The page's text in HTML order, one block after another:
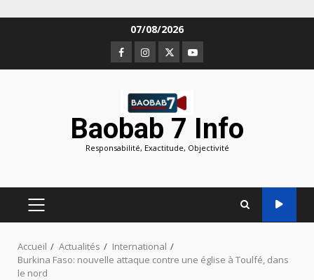
07/08/2026
Facebook
Instagram
TwitterYoutube
Baobab 7 Info
Responsabilité, Exactitude, Objectivité
MENU
PRINCIPAL
Accueil Actualités
International
Burkina Faso: nouvelle attaque contre une église à Toulfé, dans
le nord